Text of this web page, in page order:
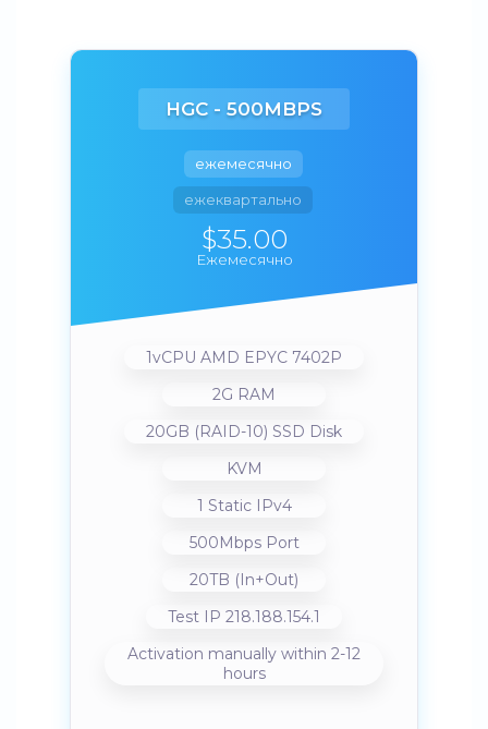
HGC - 500MBPS
ежемесячно
ежеквартально
$35.00
Ежемесячно
1vCPU AMD EPYC 7402P
2G RAM
20GB (RAID-10) SSD Disk
KVM
1 Static IPv4
500Mbps Port
20TB (In+Out)
Test IP 218.188.154.1
Activation manually within 2-12
hours